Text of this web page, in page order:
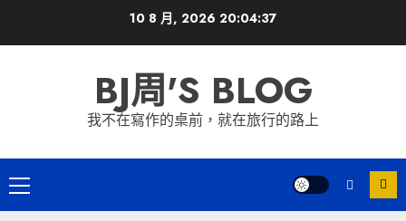
10 8 月, 2026 20:04:38
BJ周'S BLOG
我不在寫作的桌前，就在旅行的路上
Primary
Menu